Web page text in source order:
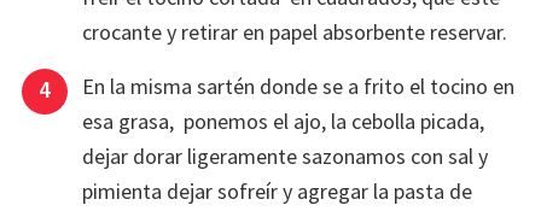
crocante y retirar en papel absorbente reservar.
En la misma sartén donde se a frito el tocino en
esa grasa, ponemos el ajo, la cebolla picada,
dejar dorar ligeramente sazonamos con sal y
pimienta dejar sofreír y agregar la pasta de